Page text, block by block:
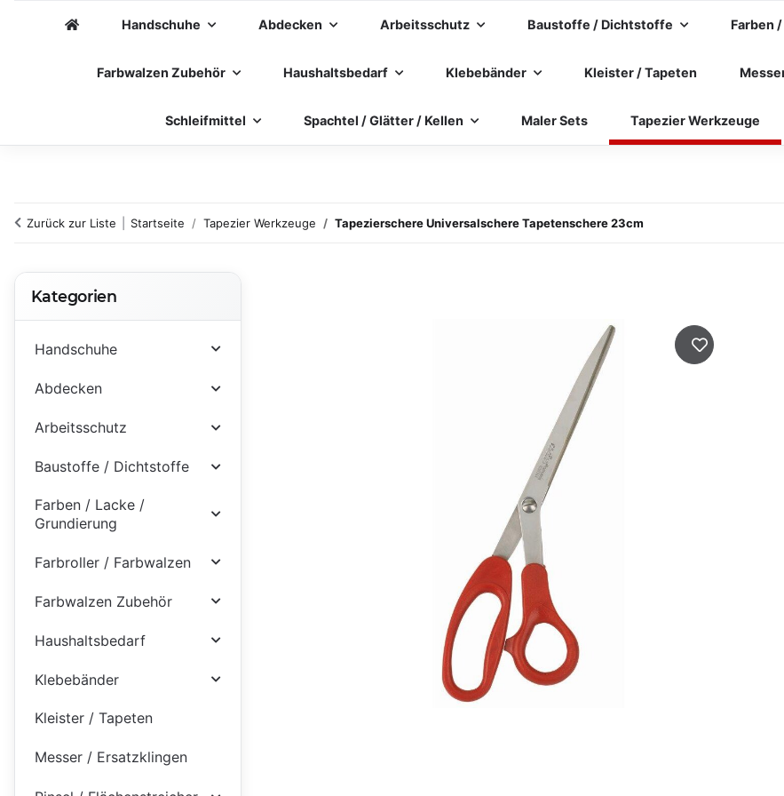
Handschuhe Abdecken Arbeitsschutz Baustoffe / Dichtstoffe Farben
Farbwalzen Zubehör Haushaltsbedarf Klebebänder Kleister / Tapeten
Schleifmittel Spachtel / Glätter / Kellen Maler Sets Tapezier Werkzeuge
Zurück zur Liste Startseite Tapezier Werkzeuge Tapezierschere Universalschere Tapetenschere 23cm
Kategorien
Handschuhe
Abdecken
Arbeitsschutz
Baustoffe / Dichtstoffe
Farben / Lacke /
Grundierung
Farbroller / Farbwalzen
Farbwalzen Zubehör
Haushaltsbedarf
Klebebänder
Kleister / Tapeten
Messer / Ersatzklingen